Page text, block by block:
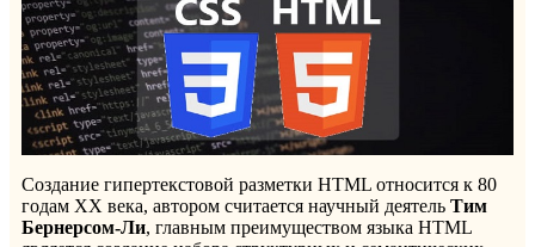
Создание гипертекстовой разметки HTML относится к 80
годам XX века, автором считается научный деятель Тим
Бернерсом-Ли, главным преимуществом языка HTML